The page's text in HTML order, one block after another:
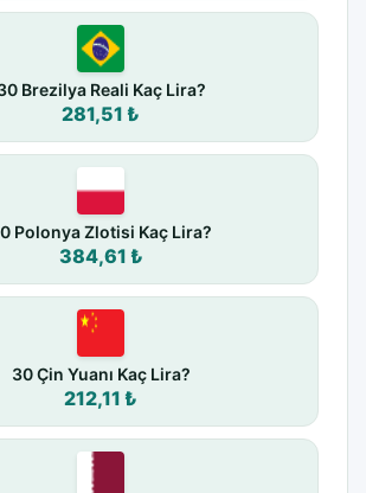
Brezilya Reali Kaç Lira?
281,51 ₺
Polonya Zlotisi Kaç Lira?
384,61 ₺
30 Çin Yuanı Kaç Lira?
212,11 ₺